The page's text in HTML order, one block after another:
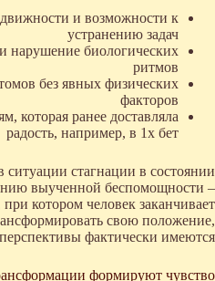
и возможности к
устранению задач
нарушение биологических
ритмов
без явных физических
факторов
которая ранее доставляла
радость, например, в 1х бет
стагнации в состоянии
выученной беспомощности –
котором человек заканчивает
свою положение,
фактически имеются.
формируют чувство